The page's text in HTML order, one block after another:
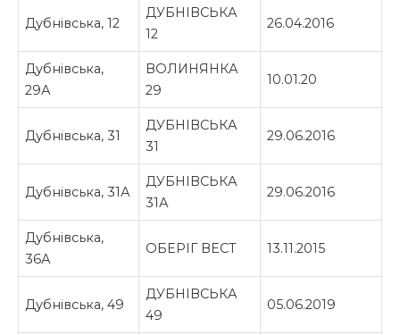
Дубнівська, 12
ДУБНІВСЬКА
12
26.04.2016
Дубнівська,
29А
ВОЛИНЯНКА
29
10.01.20
Дубнівська, 31
ДУБНІВСЬКА
31
29.06.2016
Дубнівська, 31А
ДУБНІВСЬКА
31А
29.06.2016
Дубнівська,
36А
ОБЕРІГ ВЕСТ 13.11.2015
Дубнівська, 49
ДУБНІВСЬКА
49
05.06.2019